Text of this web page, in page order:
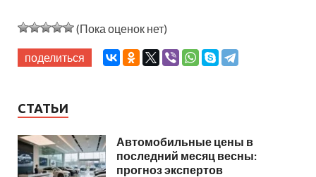
(Пока оценок нет)
поделиться
СТАТЬИ
Автомобильные цены в
последний месяц весны:
прогноз экспертов